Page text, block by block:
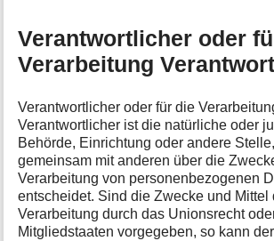
Verantwortlicher oder
Verarbeitung
Verantwortlicher oder für die
Verantwortlicher ist die natürliche oder
Behörde, Einrichtung oder andere
gemeinsam mit anderen über die
Verarbeitung von personenbezogenen
entscheidet. Sind die Zwecke und Mittel
Verarbeitung durch das Unionsrecht
Mitgliedstaaten vorgegeben, so kann